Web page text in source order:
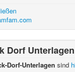
Dorf Unterlagen
Dorf-Unterlagen sind